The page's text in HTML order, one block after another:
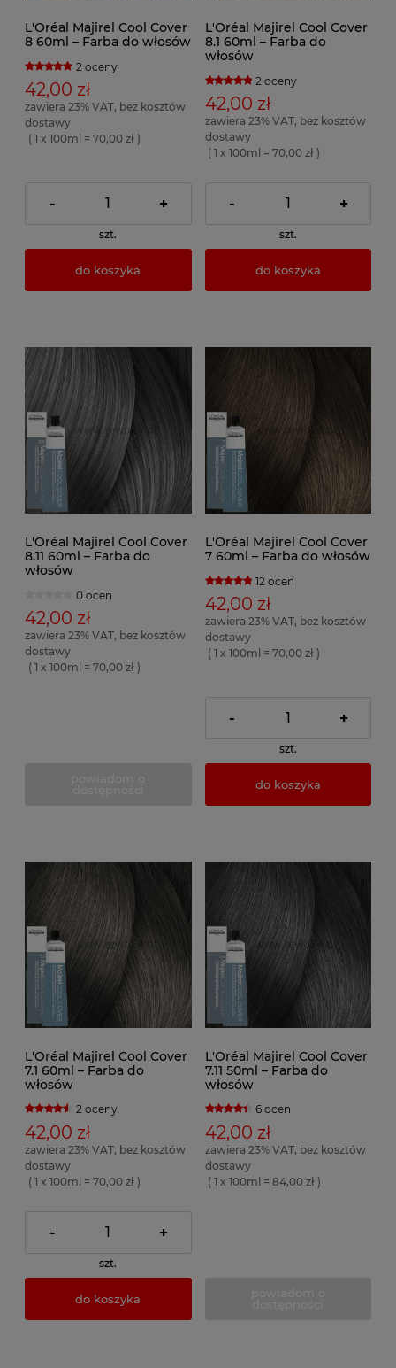
L'Oréal Majirel Cool Cover
8 60ml – Farba do włosów
2 oceny
42,00 zł
zawiera 23% VAT, bez kosztów
dostawy
( 1 x 100ml = 70,00 zł )
- +
szt.
do koszyka
L'Oréal Majirel Cool Cover
8.1 60ml – Farba do
włosów
2 oceny
42,00 zł
zawiera 23% VAT, bez kosztów
dostawy
( 1 x 100ml = 70,00 zł )
- +
szt.
do koszyka
L'Oréal Majirel Cool Cover
8.11 60ml – Farba do
włosów
0 ocen
42,00 zł
zawiera 23% VAT, bez kosztów
dostawy
( 1 x 100ml = 70,00 zł )
L'Oréal Majirel Cool Cover
7 60ml – Farba do włosów
12 ocen
42,00 zł
zawiera 23% VAT, bez kosztów
dostawy
( 1 x 100ml = 70,00 zł )
- +
szt.
do koszyka
L'Oréal Majirel Cool Cover
7.1 60ml – Farba do
włosów
2 oceny
42,00 zł
zawiera 23% VAT, bez kosztów
dostawy
( 1 x 100ml = 70,00 zł )
- +
szt.
do koszyka
L'Oréal Majirel Cool Cover
7.11 50ml – Farba do
włosów
6 ocen
42,00 zł
zawiera 23% VAT, bez kosztów
dostawy
( 1 x 100ml = 84,00 zł )